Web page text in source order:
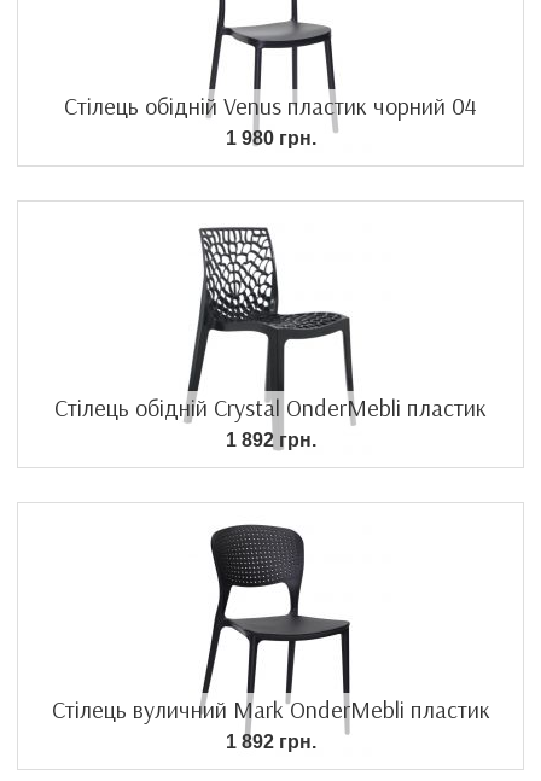
Стілець обідній Venus пластик чорний 04
1 980 грн.
Стілець обідній Crystal OnderMebli пластик
1 892 грн.
Стілець вуличний Mark OnderMebli пластик
1 892 грн.